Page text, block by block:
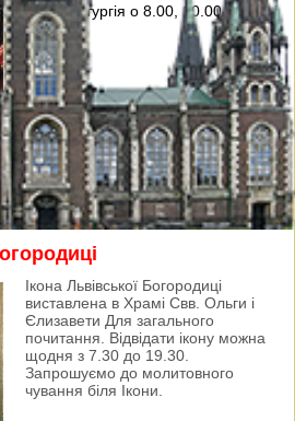
Свята Літургія о 8.00, 10.00, 12.00 і
18.00
Ікона Львівської Богородиці
виставлена в Храмі Свв. Ольги і
Єлизавети Для загального
почитання. Відвідати ікону можна
щодня з 7.30 до 19.30.
Запрошуємо до молитовного
чування біля Ікони.